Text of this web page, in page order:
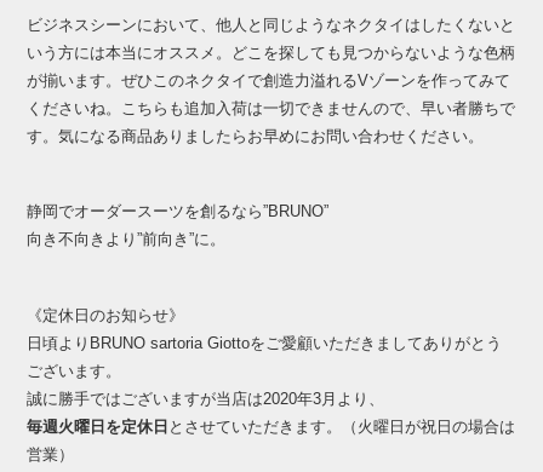
ビジネスシーンにおいて、他人と同じようなネクタイはしたくないと
いう方には本当にオススメ。どこを探しても見つからないような色柄
が揃います。ぜひこのネクタイで創造力溢れるVゾーンを作ってみて
くださいね。こちらも追加入荷は一切できませんので、早い者勝ちで
す。気になる商品ありましたらお早めにお問い合わせください。
静岡でオーダースーツを創るなら”BRUNO”
向き不向きより”前向き”に。
《定休日のお知らせ》
日頃よりBRUNO sartoria Giottoをご愛顧いただきましてありがとう
ございます。
誠に勝手ではございますが当店は2020年3月より、
毎週火曜日を定休日 とさせていただきます。（火曜日が祝日の場合は
営業）